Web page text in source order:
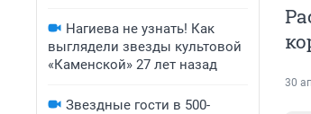
Нагиева не узнать! Как
выглядели звезды культовой
«Каменской» 27 лет назад
Звездные гости в 500-
30